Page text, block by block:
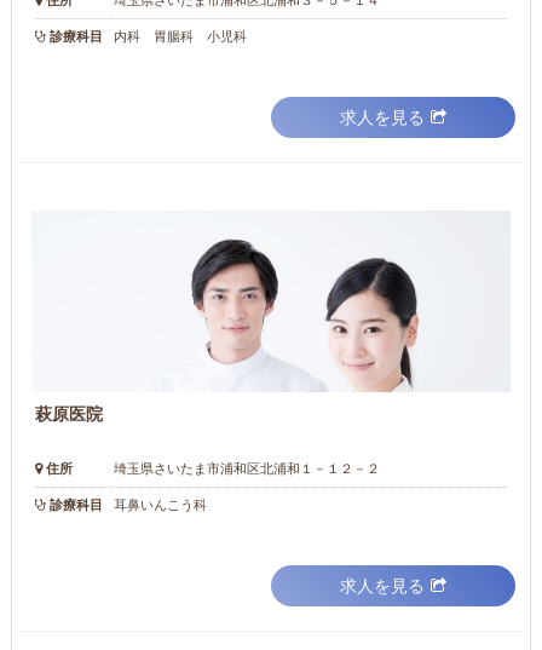
診療科目 内科 胃腸科 小児科
求人を見る
萩原医院
住所 埼玉県さいたま市浦和区北浦和１－１２－２
診療科目 耳鼻いんこう科
求人を見る